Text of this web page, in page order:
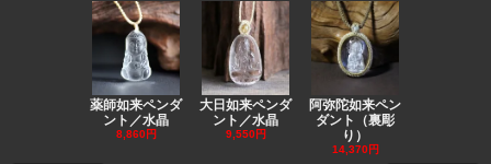
薬師如来ペンダ
ント／水晶
8,860円
大日如来ペンダ
ント／水晶
9,550円
阿弥陀如来ペン
ダント（裏彫
り）
14,370円